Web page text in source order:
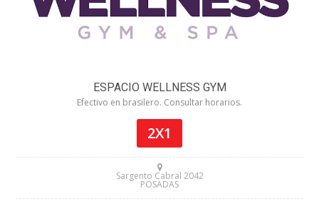
ESPACIO WELLNESS GYM
Efectivo en brasilero. Consultar horarios.
2X1
Sargento Cabral 2042
POSADAS